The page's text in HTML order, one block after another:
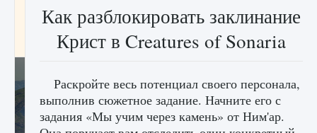
лицензии, лиги, команды и стадионы в EA
FC 25
9 августа 2024 2 395 0 2
Как разблокировать заклинание
Крист в Creatures of Sonaria
Раскройте весь потенциал своего персонала,
выполнив сюжетное задание. Начните его с
задания «Мы учим через камень» от Ним'ар.